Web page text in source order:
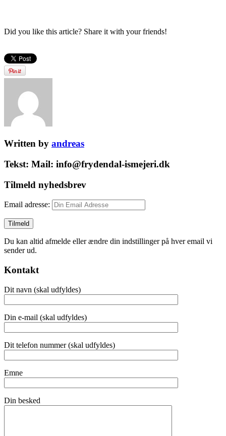
Did you like this article? Share it with your friends!
Written by andreas
Tekst: Mail: info@frydendal-ismejeri.dk
Tilmeld nyhedsbrev
Email adresse:
Du kan altid afmelde eller ændre din indstillinger på hver email vi
sender ud.
Kontakt
Dit navn (skal udfyldes)
Din e-mail (skal udfyldes)
Dit telefon nummer (skal udfyldes)
Emne
Din besked